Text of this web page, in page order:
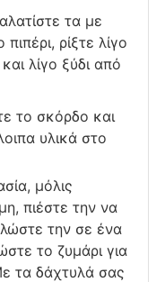
τα με
ρίξτε λίγο
λίγο ξύδι από
το σκόρδο και
υλικά στο
μόλις
πιέστε την να
την σε ένα
το ζυμάρι για
τα δάχτυλά σας